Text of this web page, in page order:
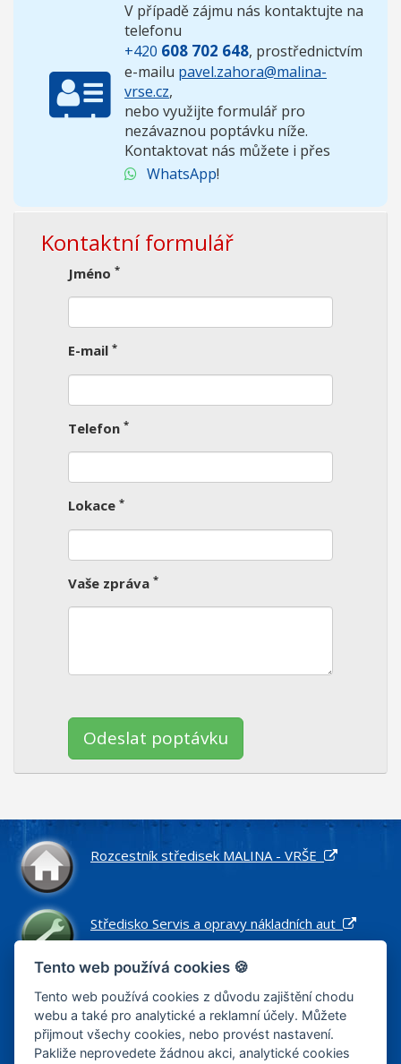
V případě zájmu nás kontaktujte na
telefonu
+420 608 702 648, prostřednictvím
e-mailu pavel.zahora@malina-
vrse.cz,
nebo využijte formulář pro
nezávaznou poptávku níže.
Kontaktovat nás můžete i přes
WhatsApp!
Kontaktní formulář
Jméno *
E-mail *
Telefon *
Lokace *
Vaše zpráva *
Rozcestník středisek MALINA - VRŠE
Středisko Servis a opravy nákladních aut
Středisko Náhradní díly pro nákladní vozidla
Středisko Zemní práce a stavby
Tento web používá cookies 🍪
Tento web používá cookies z důvodu zajištění chodu
webu a také pro analytické a reklamní účely. Můžete
přijmout všechy cookies, nebo provést nastavení.
Pakliže neprovedete žádnou akci, analytické cookies